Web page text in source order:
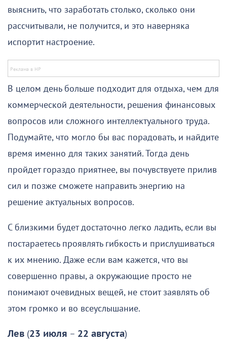
выяснить, что заработать столько, сколько они
рассчитывали, не получится, и это наверняка
испортит настроение.
В целом день больше подходит для отдыха, чем для
коммерческой деятельности, решения финансовых
вопросов или сложного интеллектуального труда.
Подумайте, что могло бы вас порадовать, и найдите
время именно для таких занятий. Тогда день
пройдет гораздо приятнее, вы почувствуете прилив
сил и позже сможете направить энергию на
решение актуальных вопросов.
С близкими будет достаточно легко ладить, если вы
постараетесь проявлять гибкость и прислушиваться
к их мнению. Даже если вам кажется, что вы
совершенно правы, а окружающие просто не
понимают очевидных вещей, не стоит заявлять об
этом громко и во всеуслышание.
Лев (23 июля – 22 августа)